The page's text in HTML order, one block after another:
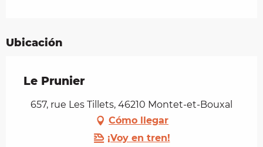
Ubicación
Le Prunier
657, rue Les Tillets, 46210 Montet-et-Bouxal
Cómo llegar
¡Voy en tren!